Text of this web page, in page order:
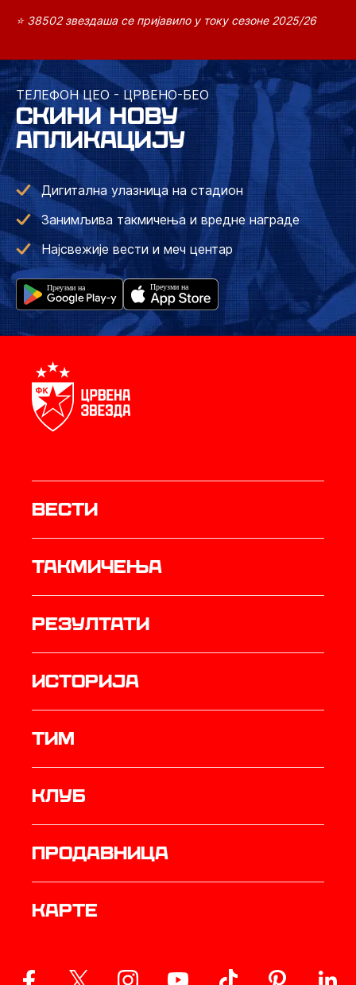
⭐ 38502 звездаша се пријавило у току сезоне 2025/26
ТЕЛЕФОН ЦЕО - ЦРВЕНО-БЕО
СКИНИ НОВУ
АПЛИКАЦИЈУ
Дигитална улазница на стадион
Занимљива такмичења и вредне награде
Најсвежије вести и меч центар
Вести
Такмичења
резултати
историја
ТИМ
Клуб
продавница
Карте